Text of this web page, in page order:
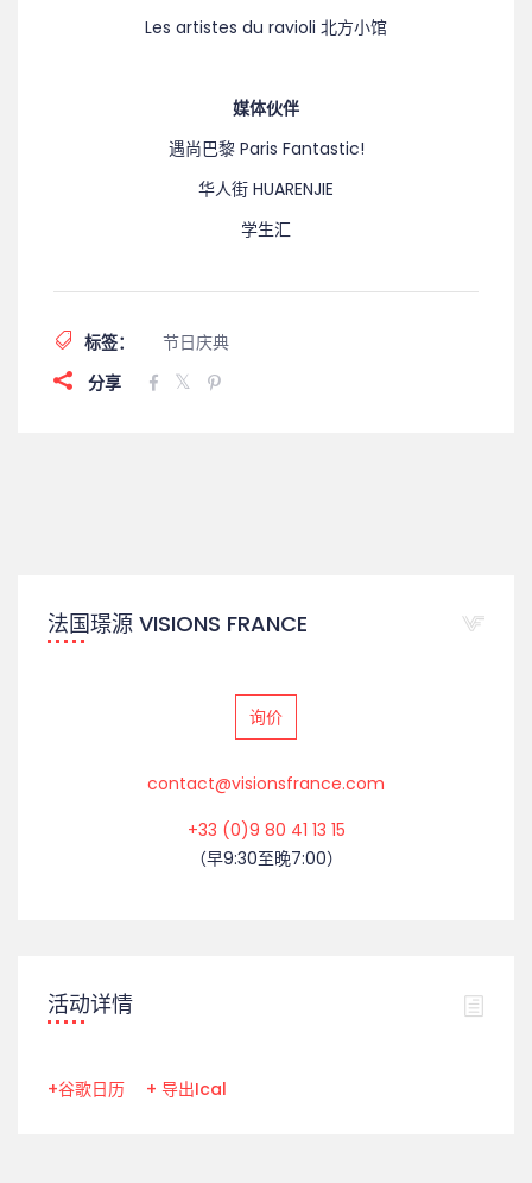
Les artistes du ravioli 北方小馆
媒体伙伴
遇尚巴黎 Paris Fantastic!
华人街 HUARENJIE
学生汇
标签：
节日庆典
分享
法国璟源 VISIONS FRANCE
询价
contact@visionsfrance.com
+33 (0)9 80 41 13 15
（早9:30至晚7:00）
活动详情
+谷歌日历 + 导出Ical